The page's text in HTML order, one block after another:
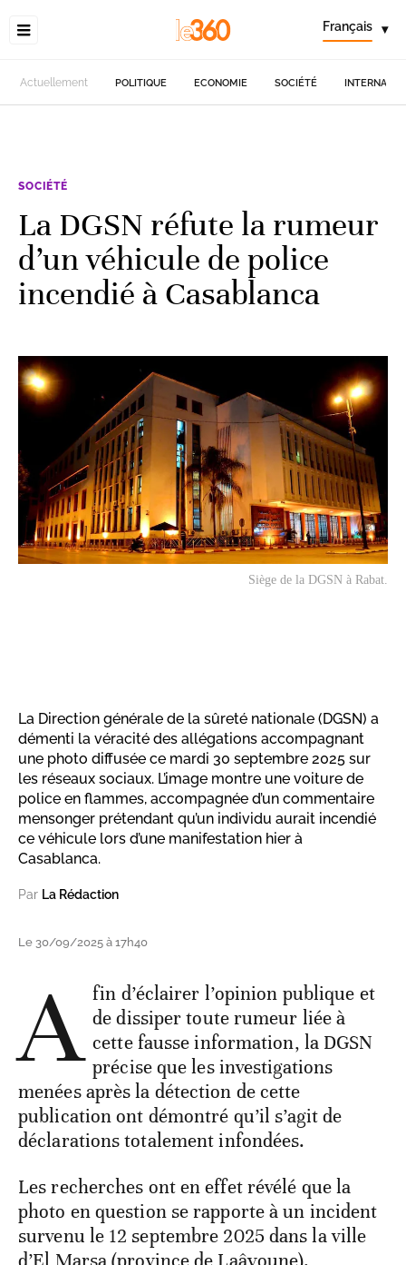
Français ▾
Actuellement POLITIQUE ECONOMIE SOCIÉTÉ
SOCIÉTÉ
La DGSN réfute la rumeur
d’un véhicule de police
incendié à Casablanca
Siège de la DGSN à Rabat.
La Direction générale de la sûreté nationale (DGSN) a
démenti la véracité des allégations accompagnant
une photo diffusée ce mardi 30 septembre 2025 sur
les réseaux sociaux. L’image montre une voiture de
police en flammes, accompagnée d’un commentaire
mensonger prétendant qu’un individu aurait incendié
ce véhicule lors d’une manifestation hier à
Casablanca.
Par La Rédaction
Le 30/09/2025 à 17h40
A fin d’éclairer l’opinion publique et
de dissiper toute rumeur liée à
cette fausse information, la DGSN
précise que les investigations
menées après la détection de cette
publication ont démontré qu’il s’agit de
déclarations totalement infondées.
Les recherches ont en effet révélé que la
photo en question se rapporte à un incident
survenu le 12 septembre 2025 dans la ville